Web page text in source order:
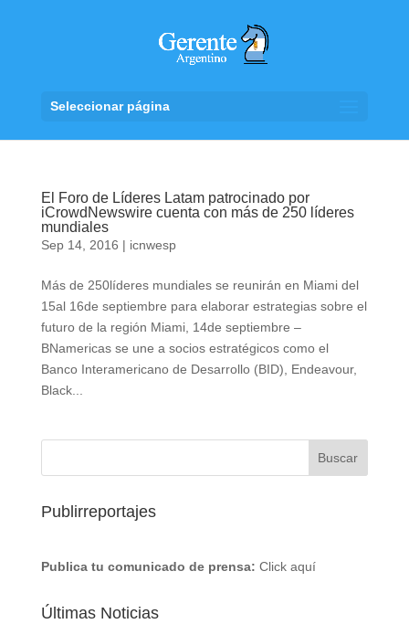
Seleccionar página
El Foro de Líderes Latam patrocinado por
iCrowdNewswire cuenta con más de 250 líderes
mundiales
Sep 14, 2016 | icnwesp
Más de 250líderes mundiales se reunirán en Miami del
15al 16de septiembre para elaborar estrategias sobre el
futuro de la región Miami, 14de septiembre –
BNamericas se une a socios estratégicos como el
Banco Interamericano de Desarrollo (BID), Endeavour,
Black...
Publirreportajes
Publica tu comunicado de prensa: Click aquí
Últimas Noticias